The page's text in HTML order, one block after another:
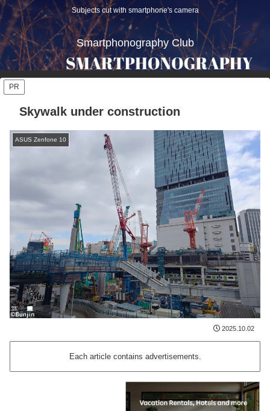
Subjects cut with smartphone's camera
Smartphonography Club
PR
Skywalk under construction
ASUS Zenfone 10
2025.10.02
Each article contains advertisements.